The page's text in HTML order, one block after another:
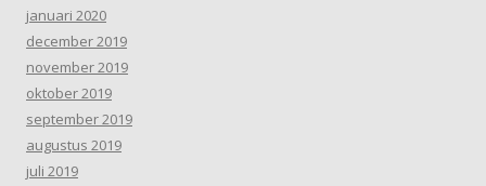
januari 2020
december 2019
november 2019
oktober 2019
september 2019
augustus 2019
juli 2019